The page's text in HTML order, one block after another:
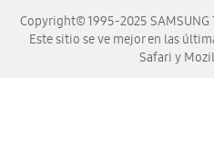
Copyright© 1995-2025 SAMSUNG
Este sitio se ve mejor en las
Safari y